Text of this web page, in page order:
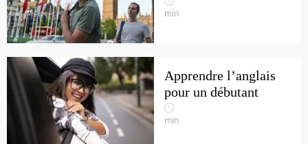
min
Apprendre l’anglais
pour un débutant
min